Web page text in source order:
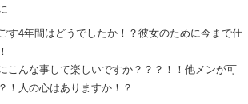
す4年間はどうでしたか！？彼女のために今まで仕
こんな事して楽しいですか？？？！！他メンが可
！人の心はありますか！？